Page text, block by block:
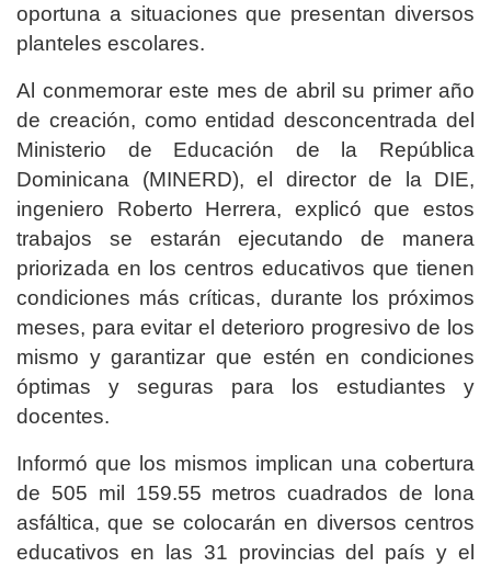
oportuna a situaciones que presentan diversos
planteles escolares.
Al conmemorar este mes de abril su primer año
de creación, como entidad desconcentrada del
Ministerio de Educación de la República
Dominicana (MINERD), el director de la DIE,
ingeniero Roberto Herrera, explicó que estos
trabajos se estarán ejecutando de manera
priorizada en los centros educativos que tienen
condiciones más críticas, durante los próximos
meses, para evitar el deterioro progresivo de los
mismo y garantizar que estén en condiciones
óptimas y seguras para los estudiantes y
docentes.
Informó que los mismos implican una cobertura
de 505 mil 159.55 metros cuadrados de lona
asfáltica, que se colocarán en diversos centros
educativos en las 31 provincias del país y el